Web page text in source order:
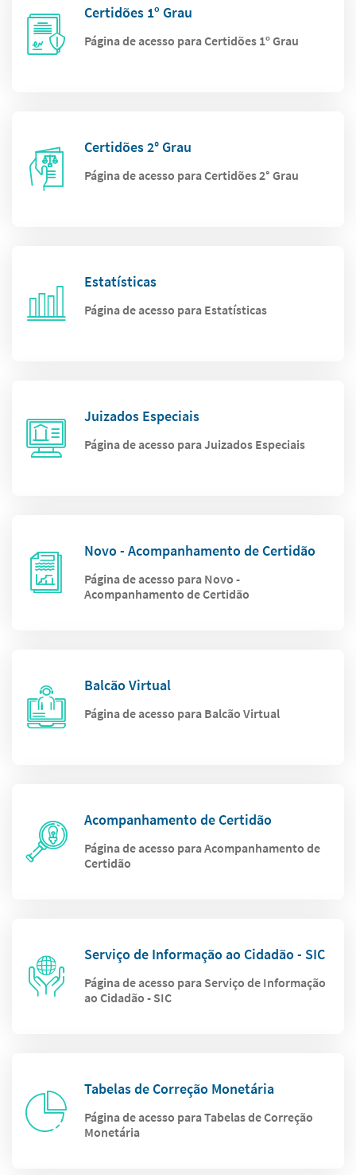
Certidões 1º Grau
Página de acesso para Certidões 1º Grau
Certidões 2° Grau
Página de acesso para Certidões 2° Grau
Estatísticas
Página de acesso para Estatísticas
Juizados Especiais
Página de acesso para Juizados Especiais
Novo - Acompanhamento de Certidão
Página de acesso para Novo -
Acompanhamento de Certidão
Balcão Virtual
Página de acesso para Balcão Virtual
Acompanhamento de Certidão
Página de acesso para Acompanhamento de
Certidão
Serviço de Informação ao Cidadão - SIC
Página de acesso para Serviço de Informação
ao Cidadão - SIC
Tabelas de Correção Monetária
Página de acesso para Tabelas de Correção
Monetária